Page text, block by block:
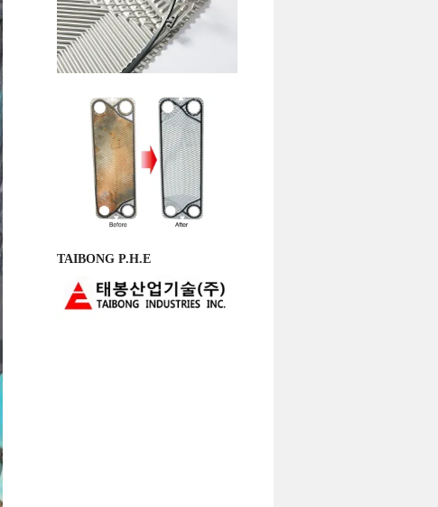
TAIBONG P.H.E